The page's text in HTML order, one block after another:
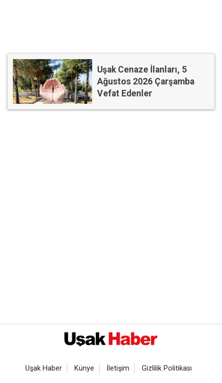
Uşak Cenaze İlanları, 5
Ağustos 2026 Çarşamba
Vefat Edenler
Uşak Haber Künye İletişim Gizlilik Politikası